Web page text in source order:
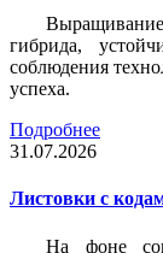
гибрида,
соблюдения
успеха.
Подробнее
31.07.2026
Листовки c
На фоне